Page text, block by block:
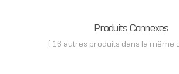
Produits Connexes
( 16 autres produits dans la même